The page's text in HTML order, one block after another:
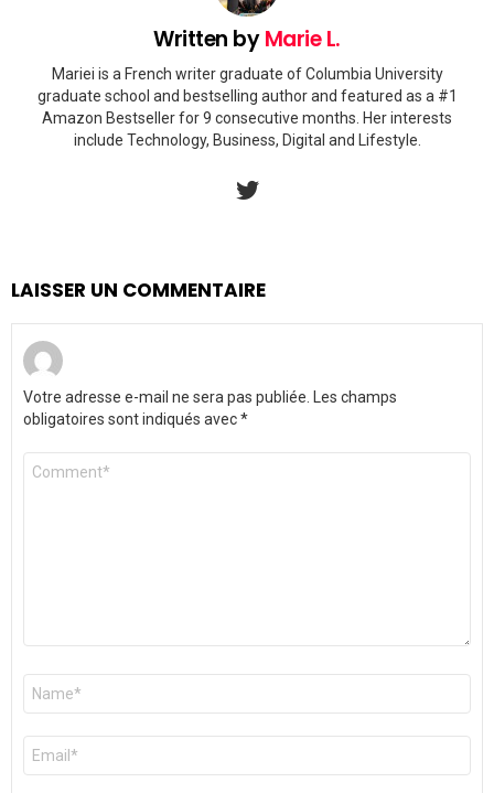
Written byMarie L.
Mariei is a French writer graduate of Columbia University
graduate school and bestselling author and featured as a #1
Amazon Bestseller for 9 consecutive months. Her interests
include Technology, Business, Digital and Lifestyle.
LAISSER UN COMMENTAIRE
Votre adresse e-mail ne sera pas publiée. Les champs
obligatoires sont indiqués avec*
Commentaire
Nom
E-
mail
*